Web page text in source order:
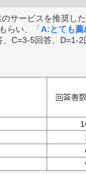
サービスを推奨し
らい、「A:とても薦
C=3-5回答、D=1-2